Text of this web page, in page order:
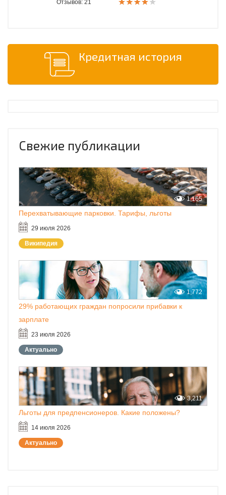
Отзывов: 21
Кредитная история
Свежие публикации
Перехватывающие парковки. Тарифы, льготы
29 июля 2026
1,165
Википедия
29% работающих граждан попросили прибавки к
зарплате
23 июля 2026
1,772
Актуально
Льготы для предпенсионеров. Какие положены?
14 июля 2026
3,211
Актуально